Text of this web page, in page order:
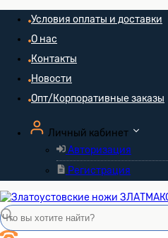
Условия оплаты и доставки
О нас
Контакты
Новости
Опт/Корпоративные заказы
Личный кабинет
Авторизация
Регистрация